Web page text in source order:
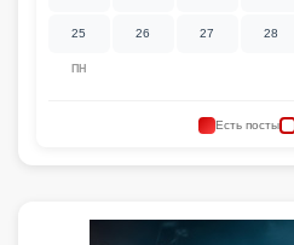
ПН
25 26 27 28
Есть посты